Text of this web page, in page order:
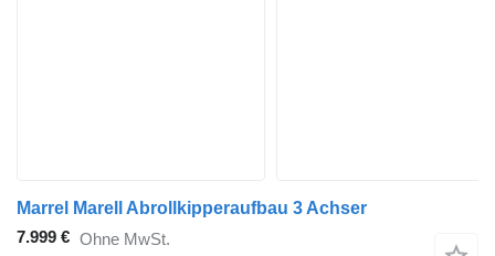
Marrel Marell Abrollkipperaufbau 3 Achser
7.999 € Ohne MwSt.